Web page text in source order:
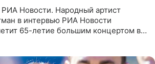
Новости. Народный артист
в интервью РИА Новости
65-летие большим концертом в